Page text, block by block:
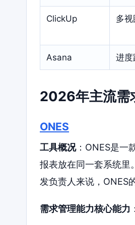
ClickUp 多
Asana 进度
2026年主流需
ONES
工具概况：ONES是一
报表放在同一套系统里
发负责人来说，ONES
需求管理能力核心能力 ：